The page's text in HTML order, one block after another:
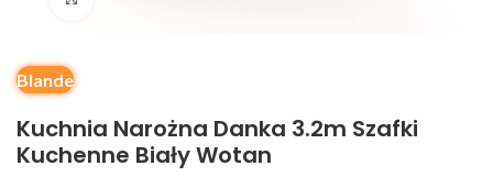
Blande
Kuchnia Narożna Danka 3.2m Szafki
Kuchenne Biały Wotan